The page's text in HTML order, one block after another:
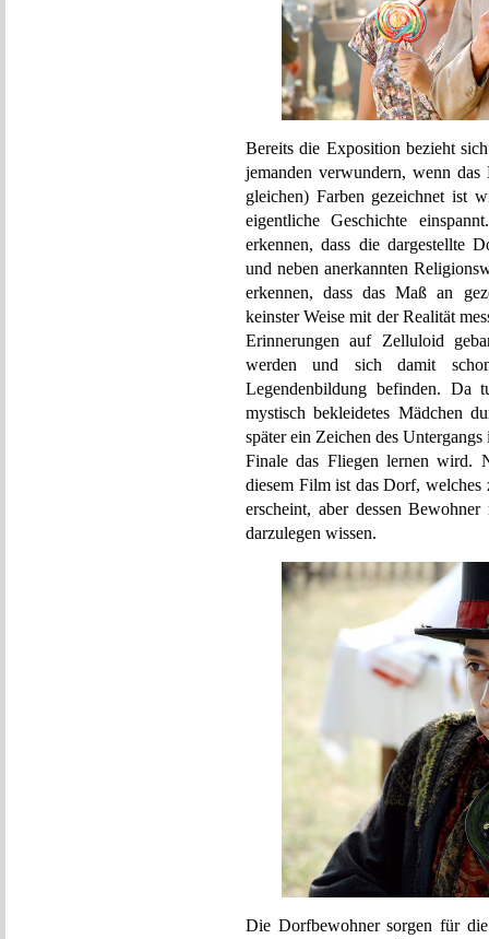
Bereits die Exposition bezieht
jemanden verwundern, wenn
gleichen) Farben gezeichnet ist
eigentliche Geschichte
erkennen, dass die dargestellte
und neben anerkannten
erkennen, dass das Maß an
keinster Weise mit der Realität
Erinnerungen auf Zelluloid
werden und sich damit
Legendenbildung befinden. Da
mystisch bekleidetes Mädchen
später ein Zeichen des
Finale das Fliegen lernen wird.
diesem Film ist das Dorf, welches
erscheint, aber dessen
darzulegen wissen.
Die Dorfbewohner sorgen für